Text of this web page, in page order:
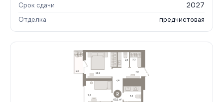
Срок сдачи
2027
Отделка
предчистовая